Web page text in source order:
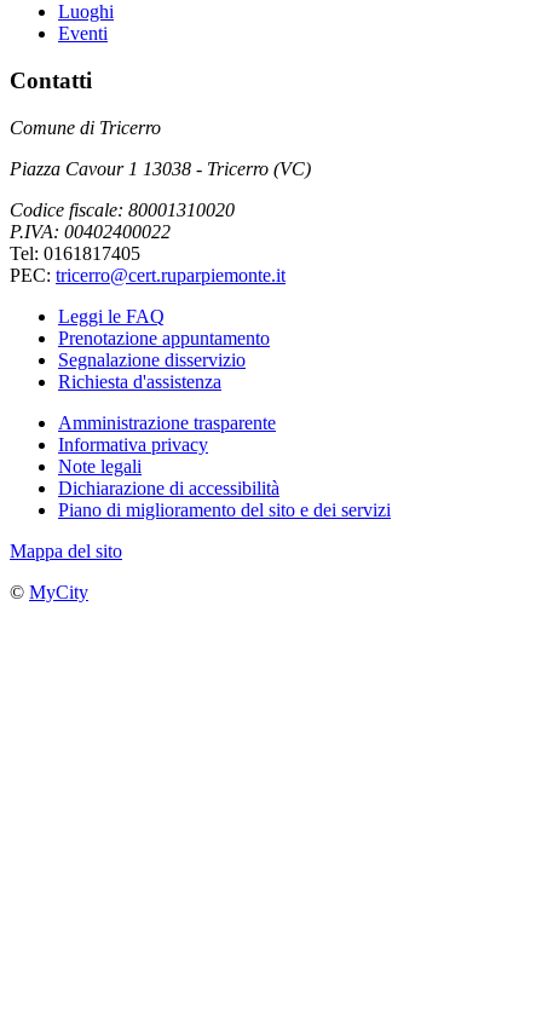
Luoghi
Eventi
Contatti
Comune di Tricerro
Piazza Cavour 1 13038 - Tricerro (VC)
Codice fiscale: 80001310020
P.IVA: 00402400022
Tel: 0161817405
PEC: tricerro@cert.ruparpiemonte.it
Leggi le FAQ
Prenotazione appuntamento
Segnalazione disservizio
Richiesta d'assistenza
Amministrazione trasparente
Informativa privacy
Note legali
Dichiarazione di accessibilità
Piano di miglioramento del sito e dei servizi
Mappa del sito
© MyCity